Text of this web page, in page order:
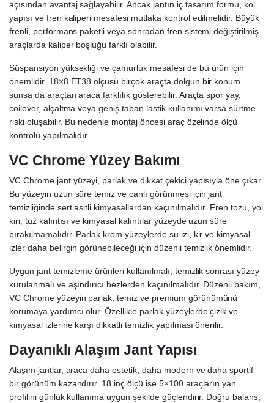
açısından avantaj sağlayabilir. Ancak jantın iç tasarım formu, kol
yapısı ve fren kaliperi mesafesi mutlaka kontrol edilmelidir. Büyük
frenli, performans paketli veya sonradan fren sistemi değiştirilmiş
araçlarda kaliper boşluğu farklı olabilir.
Süspansiyon yüksekliği ve çamurluk mesafesi de bu ürün için
önemlidir. 18×8 ET38 ölçüsü birçok araçta dolgun bir konum
sunsa da araçtan araca farklılık gösterebilir. Araçta spor yay,
coilover, alçaltma veya geniş taban lastik kullanımı varsa sürtme
riski oluşabilir. Bu nedenle montaj öncesi araç özelinde ölçü
kontrolü yapılmalıdır.
VC Chrome Yüzey Bakımı
VC Chrome jant yüzeyi, parlak ve dikkat çekici yapısıyla öne çıkar.
Bu yüzeyin uzun süre temiz ve canlı görünmesi için jant
temizliğinde sert asitli kimyasallardan kaçınılmalıdır. Fren tozu, yol
kiri, tuz kalıntısı ve kimyasal kalıntılar yüzeyde uzun süre
bırakılmamalıdır. Parlak krom yüzeylerde su izi, kir ve kimyasal
izler daha belirgin görünebileceği için düzenli temizlik önemlidir.
Uygun jant temizleme ürünleri kullanılmalı, temizlik sonrası yüzey
kurulanmalı ve aşındırıcı bezlerden kaçınılmalıdır. Düzenli bakım,
VC Chrome yüzeyin parlak, temiz ve premium görünümünü
korumaya yardımcı olur. Özellikle parlak yüzeylerde çizik ve
kimyasal izlerine karşı dikkatli temizlik yapılması önerilir.
Dayanıklı Alaşım Jant Yapısı
Alaşım jantlar, araca daha estetik, daha modern ve daha sportif
bir görünüm kazandırır. 18 inç ölçü ise 5×100 araçların yan
profilini günlük kullanıma uygun şekilde güçlendirir. Doğru balans,